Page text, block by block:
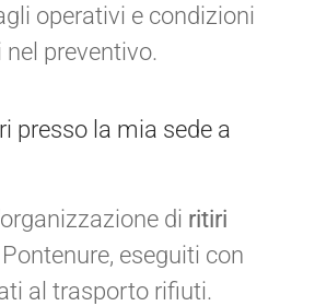
operativi e condizioni
preventivo.
presso la mia sede a
di ritiri
eseguiti con
al trasporto rifiuti.